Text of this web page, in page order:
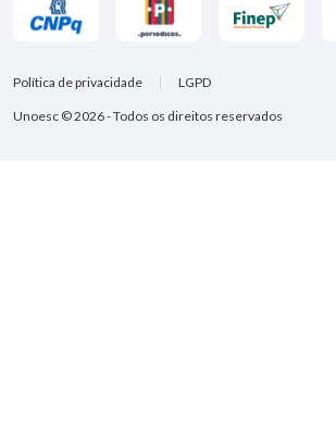
Unoesc © 2026 - Todos os direitos reservados
Política de privacidade LGPD